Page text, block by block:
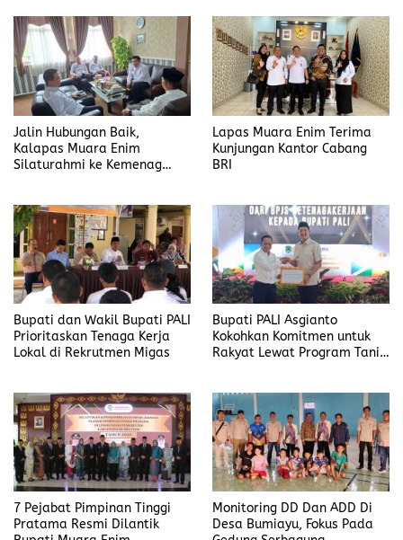
Ada Di Lapas Muara Enim
Jalin Hubungan Baik,
Kalapas Muara Enim
Silaturahmi ke Kemenag
Lapas Muara Enim Terima
Kunjungan Kantor Cabang
BRI
Bupati dan Wakil Bupati PALI
Prioritaskan Tenaga Kerja
Lokal di Rekrutmen Migas
Bupati PALI Asgianto
Kokohkan Komitmen untuk
Rakyat Lewat Program Tani
7 Pejabat Pimpinan Tinggi
Pratama Resmi Dilantik
Monitoring DD Dan ADD Di
Desa Bumiayu, Fokus Pada